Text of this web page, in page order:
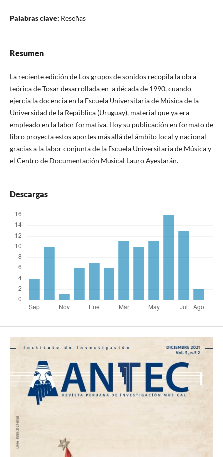
Palabras clave: Reseñas
Resumen
La reciente edición de Los grupos de sonidos recopila la obra
teórica de Tosar desarrollada en la década de 1990, cuando
ejercía la docencia en la Escuela Universitaria de Música de la
Universidad de la República (Uruguay), material que ya era
empleado en la labor formativa. Hoy su publicación en formato de
libro proyecta estos aportes más allá del ámbito local y nacional
gracias a la labor conjunta de la Escuela Universitaria de Música y
el Centro de Documentación Musical Lauro Ayestarán.
Descargas